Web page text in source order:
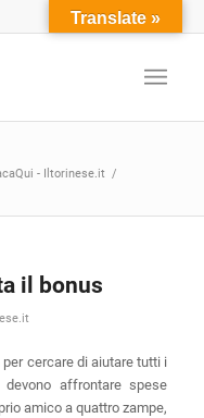
- Iltorinese.it /
il bonus
cercare di aiutare tutti i
affrontare spese
amico a quattro zampe,
Translate »